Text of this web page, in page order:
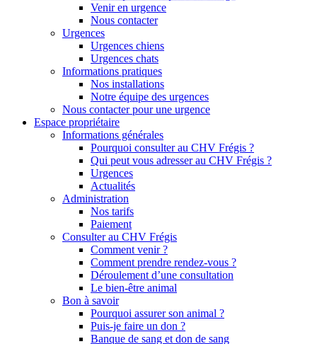
Venir en urgence
Nous contacter
Urgences
Urgences chiens
Urgences chats
Informations pratiques
Nos installations
Notre équipe des urgences
Nous contacter pour une urgence
Espace propriétaire
Informations générales
Pourquoi consulter au CHV Frégis ?
Qui peut vous adresser au CHV Frégis ?
Urgences
Actualités
Administration
Nos tarifs
Paiement
Consulter au CHV Frégis
Comment venir ?
Comment prendre rendez-vous ?
Déroulement d’une consultation
Le bien-être animal
Bon à savoir
Pourquoi assurer son animal ?
Puis-je faire un don ?
Banque de sang et don de sang